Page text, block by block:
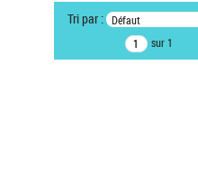
Type de notice d'autorité
Œuvre
Pays
Tri par : Défaut
sur 1